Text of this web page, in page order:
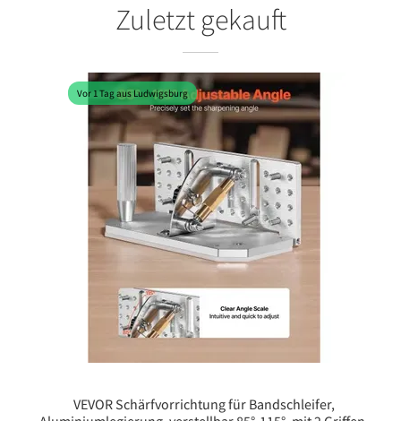
Zuletzt gekauft
Vor 1 Tag aus Ludwigsburg
VEVOR Schärfvorrichtung für Bandschleifer,